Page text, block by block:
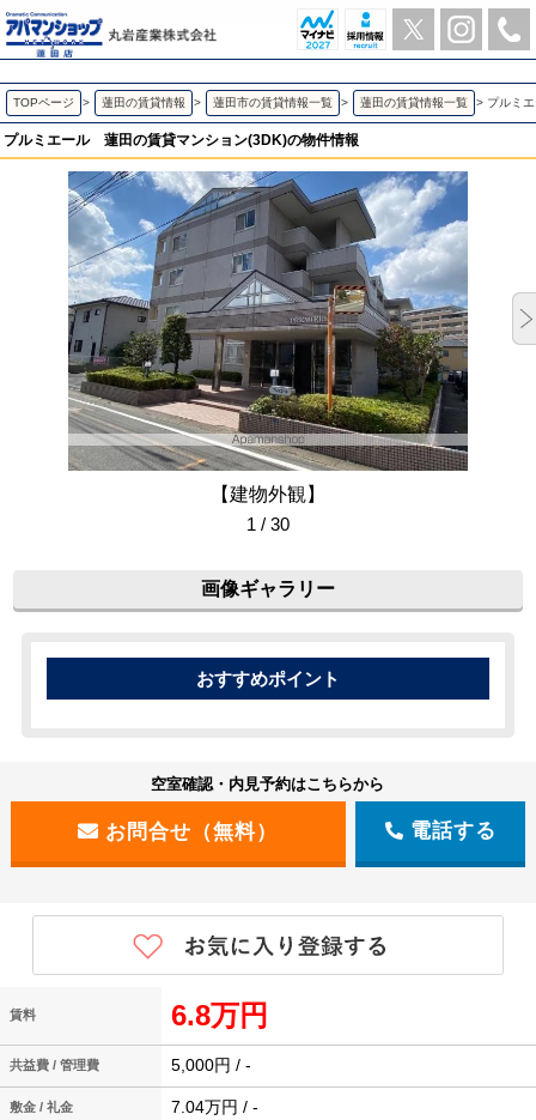
プルミエール 蓮田の3DK賃貸マンション | アパマンショップ蓮田店-丸岩産業株式会社-
TOPページ > 蓮田の賃貸情報 > 蓮田市の賃貸情報一覧 > 蓮田の賃貸情報一覧 > プルミ
プルミエール 蓮田の賃貸マンション(3DK)の物件情報
【建物外観】
1 / 30
画像ギャラリー
空室確認・内見予約はこちらから
電話する
賃料 6.8万円
共益費 / 管理費 5,000円 / -
敷金 / 礼金 7.04万円 / -